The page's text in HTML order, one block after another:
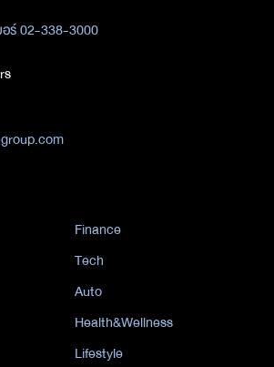
ร์ 02-338-3000
Finance
Tech
Auto
Health&Wellness
Lifestyle